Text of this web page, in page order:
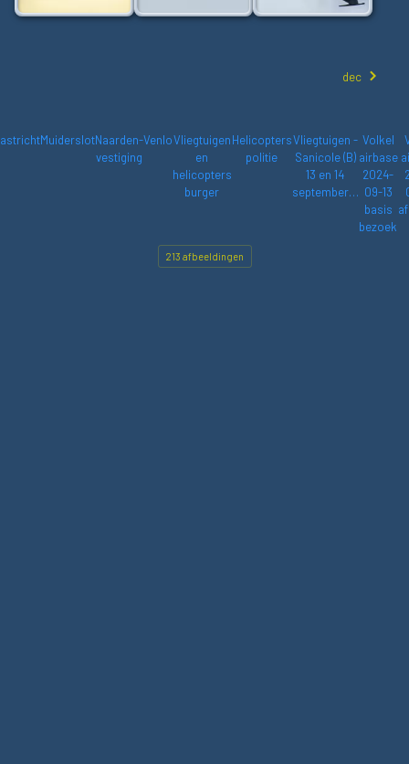
dec
MuiderslotNaarden-
vestiging
VenloVliegtuigen
en
helicopters
burger
Helicopters
politie
Vliegtuigen -
Sanicole (B)
13 en 14
september…
Volkel
airbase
2024-
09-13
basis
bezoek
213 afbeeldingen